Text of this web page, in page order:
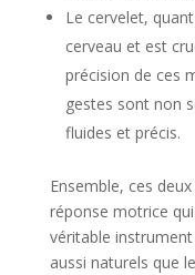
Le cervelet,
cerveau et est
précision de ces
gestes sont non
fluides et précis.
Ensemble, ces
réponse motrice
véritable
aussi naturels que